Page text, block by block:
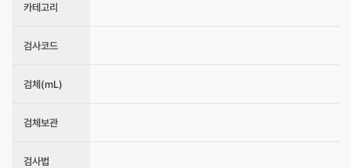
카테고리
검사코드
검체(mL)
검체보관
검사법